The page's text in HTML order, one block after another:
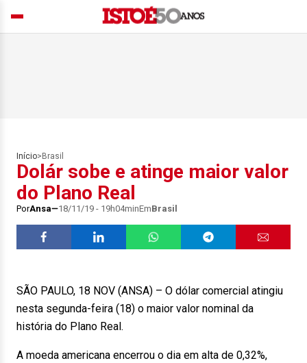
Início> Brasil
Dolár sobe e atinge maior valor
do Plano Real
PorAnsa 18/11/19 - 19h04minEmBrasil
SÃO PAULO, 18 NOV (ANSA) – O dólar comercial atingiu
nesta segunda-feira (18) o maior valor nominal da
história do Plano Real.
A moeda americana encerrou o dia em alta de 0,32%,